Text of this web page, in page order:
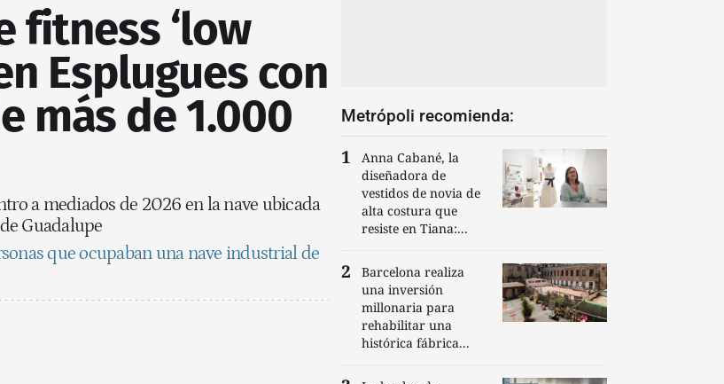
fitness ‘low
Esplugues con
más de 1.000
a mediados de 2026 en la nave ubicada
Guadalupe
que ocupaban una nave industrial de
Metrópoli recomienda:
Anna Cabané, la
diseñadora de
vestidos de novia de
alta costura que
resiste en Tiana:...
Barcelona realiza
una inversión
millonaria para
rehabilitar una
histórica fábrica...